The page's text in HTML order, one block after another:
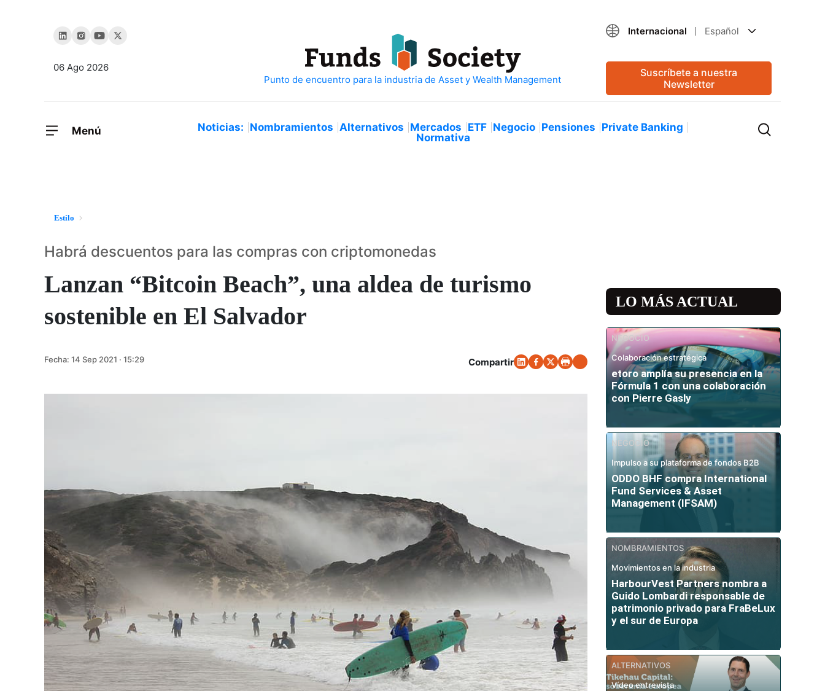
06 Ago 2026
Internacional Español
Suscríbete a nuestra
Newsletter
Menú Noticias: Nombramientos Alternativos Mercados ETF Negocio Pensiones Private Banking
Normativa
Estilo
Lanzan “Bitcoin Beach”, una aldea de turismo
sostenible en El Salvador
Habrá descuentos para las compras con criptomonedas
Fecha: 14 Sep 2021 · 15:29 Compartir
LO MÁS ACTUAL
NEGOCIO
Colaboración estratégica
etoro amplía su presencia en la
Fórmula 1 con una colaboración
con Pierre Gasly
NEGOCIO
Impulso a su plataforma de fondos B2B
ODDO BHF compra International
Fund Services & Asset
Management (IFSAM)
NOMBRAMIENTOS
Movimientos en la industria
HarbourVest Partners nombra a
Guido Lombardi responsable de
patrimonio privado para FraBeLux
y el sur de Europa
ALTERNATIVOS
Vídeo entrevista